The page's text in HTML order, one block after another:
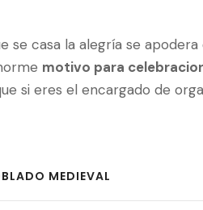
se casa la alegría se
motivo para
si eres el encargado de
MEDIEVAL